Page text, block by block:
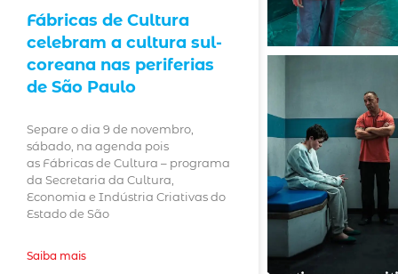
Fábricas de Cultura
celebram a cultura sul-
coreana nas periferias
de São Paulo
Separe o dia 9 de novembro,
sábado, na agenda pois
as Fábricas de Cultura – programa
da Secretaria da Cultura,
Economia e Indústria Criativas do
Estado de São
Saiba mais